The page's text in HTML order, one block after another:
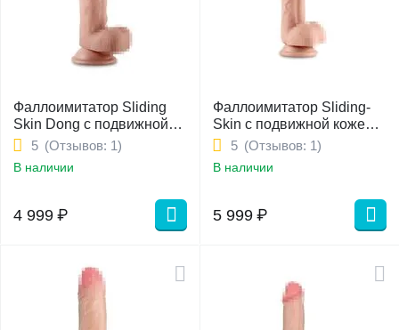
Фаллоимитатор Sliding
Skin Dong с подвижной
кожей 20,3см
(Отзывов: 1)
5
В наличии
4 999 ₽
Фаллоимитатор Sliding-
Skin с подвижной кожей
21см(Отзывов: 1)
5
В наличии
5 999 ₽